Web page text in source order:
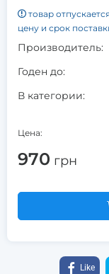
товар
цену и срок
Производитель:
Годен до:
В категории:
Цена:
970 грн
Like